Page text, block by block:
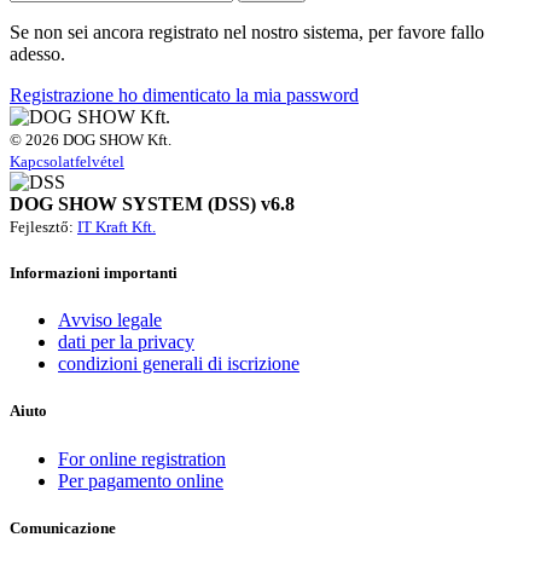
Se non sei ancora registrato nel nostro sistema, per favore fallo
adesso.
Registrazione ho dimenticato la mia password
© 2026 DOG SHOW Kft.
Kapcsolatfelvétel
DOG SHOW SYSTEM (DSS) v6.8
Fejlesztő: IT Kraft Kft.
Informazioni importanti
Avviso legale
dati per la privacy
condizioni generali di iscrizione
Aiuto
For online registration
Per pagamento online
Comunicazione